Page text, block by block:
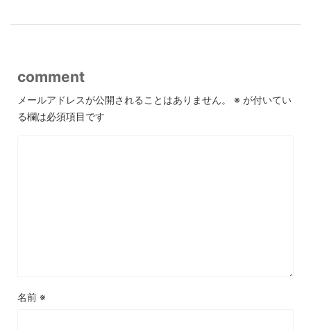
comment
メールアドレスが公開されることはありません。 ※ が付いてい
る欄は必須項目です
名前 ※